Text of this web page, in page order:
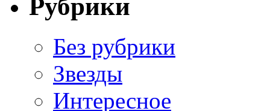
Рубрики
Без рубрики
Звезды
Интересное